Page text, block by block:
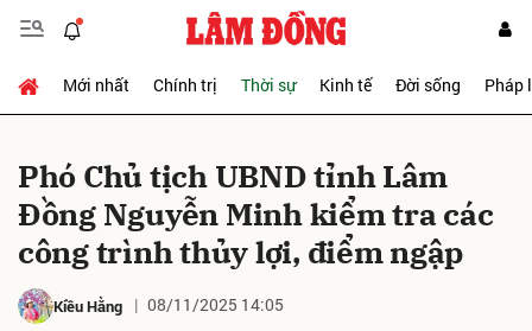
Mới nhất Chính trị Thời sự Kinh tế Đời sống Pháp
Phó Chủ tịch UBND tỉnh Lâm
Đồng Nguyễn Minh kiểm tra các
công trình thủy lợi, điểm ngập
Kiều Hằng 08/11/2025 14:05
Gửi bình luận